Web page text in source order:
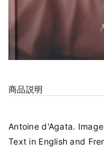
商品説明
Antoine d'Agata.
Text in English and